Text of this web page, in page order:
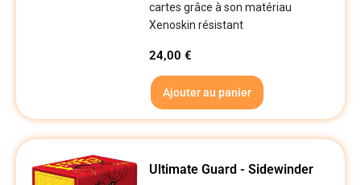
cartes grâce à son matériau
Xenoskin résistant
24,00€
Ajouter au panier
Ultimate Guard - Sidewinder